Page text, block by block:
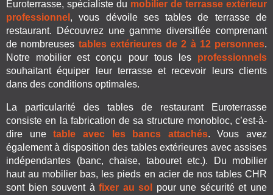
Euroterrasse, spécialiste du mobilier de terrasse extérieur
professionnel , vous dévoile ses tables de terrasse de
restaurant. Découvrez une gamme diversifiée comprenant
de nombreuses tables extérieures de 2 à 12 personnes.
Notre mobilier est conçu pour tous lesprofessionnels
souhaitant équiper leur terrasse et recevoir leurs clients
dans des conditions optimales.
La particularité des tables de restaurant Euroterrasse
consiste en la fabrication de sa structure monobloc, c’est-à-
dire unetable avec les bancs attachés. Vous avez
également à disposition des tables extérieures avec assises
indépendantes (banc, chaise, tabouret etc.). Du mobilier
haut au mobilier bas, les pieds en acier de nos tables CHR
sont bien souvent àfixer au sol
pour une sécurité et une